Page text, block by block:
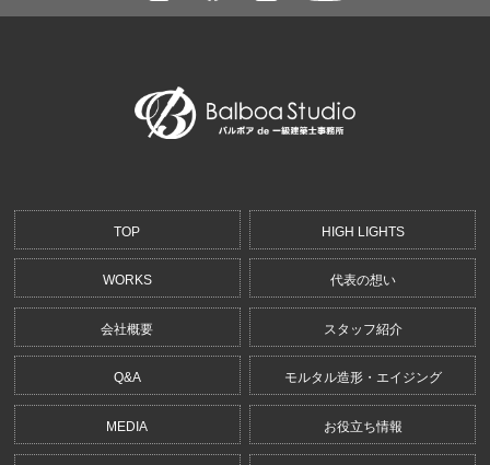
TOP HIGH LIGHTS
WORKS 代表の想い
会社概要 スタッフ紹介
Q&A モルタル造形・エイジング
MEDIA お役立ち情報